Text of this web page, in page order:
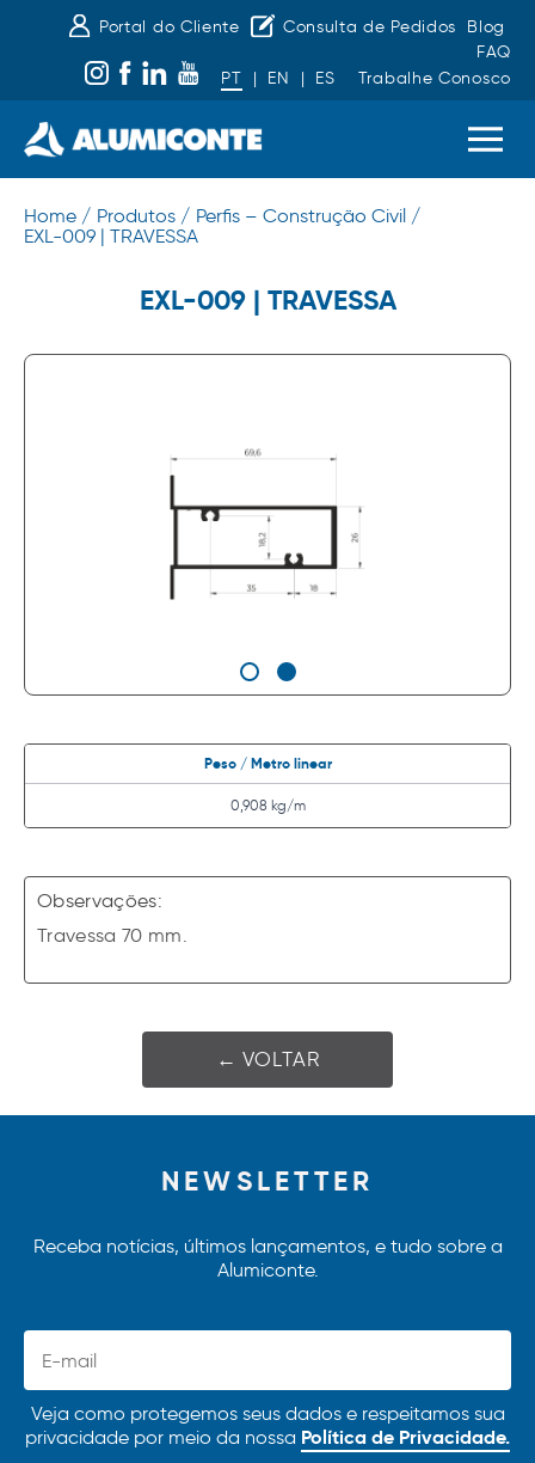
Portal do Cliente Consulta de Pedidos
Blog
FAQ
PT
| EN | ES Trabalhe Conosco
Home / Produtos / Perfis – Construção Civil /
EXL-009 | TRAVESSA
EXL-009 | TRAVESSA
Peso / Metro linear
0,908 kg/m
Observações:
Travessa 70 mm.
← VOLTAR
NEWSLETTER
Receba notícias, últimos lançamentos, e tudo sobre a
Alumiconte.
Veja como protegemos seus dados e respeitamos sua
privacidade por meio da nossa Política de Privacidade.